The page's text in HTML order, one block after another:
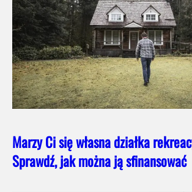
Marzy Ci się własna działka
Sprawdź, jak można ją sfinansować